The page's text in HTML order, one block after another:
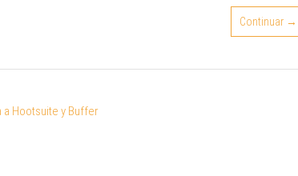
Continuar →